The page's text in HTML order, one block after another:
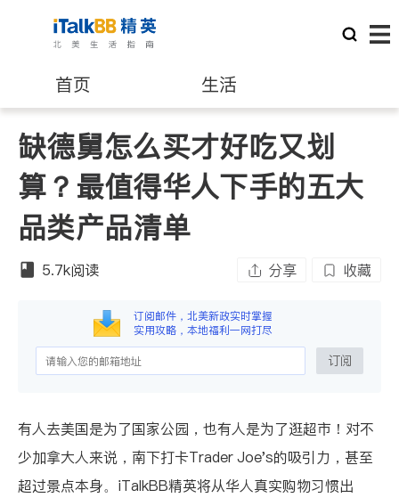
首页 生活
医生 律师
保险理财 房地产租售
非盈利组织
缺德舅怎么买才好吃又划
算？最值得华人下手的五大
品类产品清单
5.7k阅读 分享 收藏
订阅邮件，北美新政实时掌握
实用攻略，本地福利一网打尽
订阅
有人去美国是为了国家公园，也有人是为了逛超市！对不
少加拿大人来说，南下打卡Trader Joe's的吸引力，甚至
超过景点本身。iTalkBB精英将从华人真实购物习惯出